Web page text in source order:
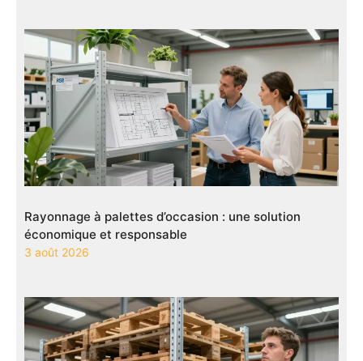
Rayonnage à palettes d’occasion : une solution
économique et responsable
3 août 2026